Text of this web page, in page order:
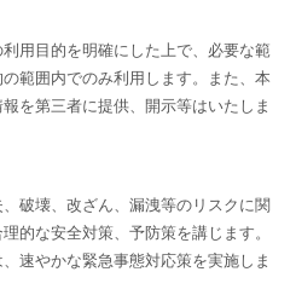
用目的を明確にした上で、必要な範
範囲内でのみ利用します。また、本
を第三者に提供、開示等はいたしま
破壊、改ざん、漏洩等のリスクに関
的な安全対策、予防策を講じます。
速やかな緊急事態対応策を実施しま